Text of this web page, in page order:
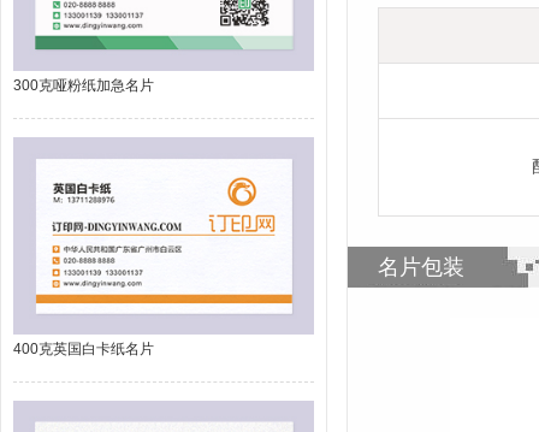
300克哑粉纸加急名片
400克英国白卡纸名片
名片包装